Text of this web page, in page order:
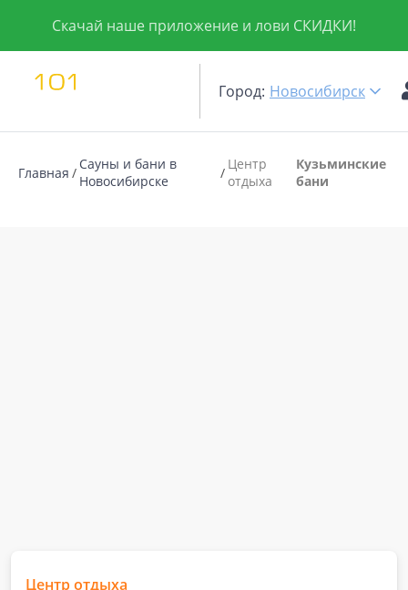
Скачай наше приложение и лови СКИДКИ!
Город: Новосибирск
Главная
Сауны и бани в
Новосибирске
Центр
отдыха
Кузьминские
бани
Центр отдыха